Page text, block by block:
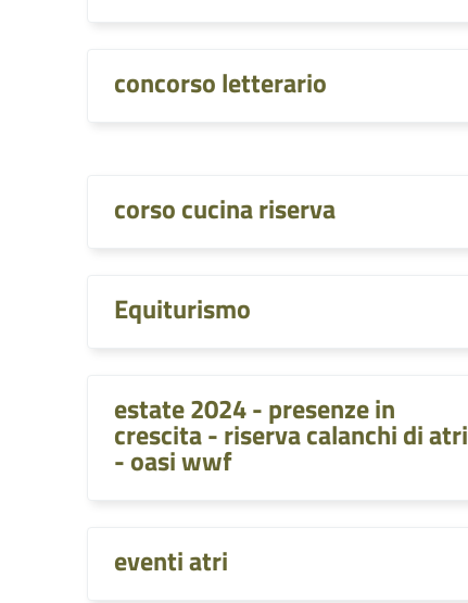
concorso letterario
corso cucina riserva
Equiturismo
estate 2024 - presenze in
crescita - riserva calanchi di atri
- oasi wwf
eventi atri